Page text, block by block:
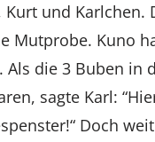
Kurt und Karlchen.
Mutprobe. Kuno
Als die 3 Buben in
sagte Karl:
Doch